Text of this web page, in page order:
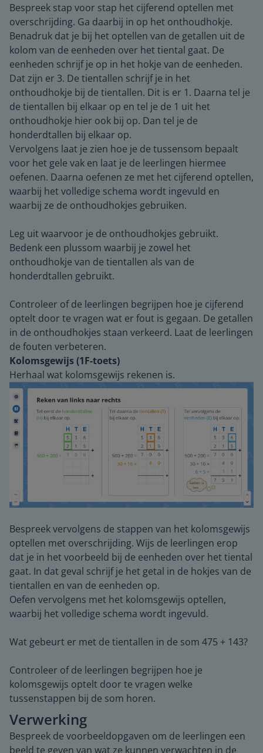
Bespreek stap voor stap het cijferend optellen met
overschrijding. Ga daarbij in op het onthoudhokje.
Benadruk dat je bij het optellen van de getallen uit de
kolom van de eenheden over het tiental gaat. De
eenheden schrijf je op in het hokje van de eenheden.
Dat zijn er 3. De tientallen schrijf je in het
onthoudhokje bij de tientallen. Dit is er 1. Daarna tel je
de tientallen bij elkaar op en tel je de 1 uit het
onthoudhokje hier ook bij op. Dan tel je de
honderdtallen bij elkaar op.
Vervolgens laat je zien hoe je de tussensom bepaalt
voor het gele vak en laat je de leerlingen hiermee
oefenen. Daarna oefenen ze met het cijferend optellen,
waarbij het volledige schema wordt ingevuld en
waarbij ze de onthoudhokjes gebruiken.
Leg uit waarvoor je de onthoudhokjes gebruikt.
Bedenk een plussom waarbij je zowel het
onthoudhokje van de tientallen als van de
honderdtallen gebruikt.
Controleer of de leerlingen begrijpen hoe je cijferend
optelt door te vragen wat er fout is gegaan. De getallen
in de onthoudhokjes staan verkeerd. Laat de leerlingen
de fouten verbeteren.
Kolomsgewijs (1F-toets)
Herhaal wat kolomsgewijs rekenen is.
Bespreek vervolgens de stappen van het kolomsgewijs
optellen met overschrijding. Wijs de leerlingen erop
dat je in het voorbeeld bij de eenheden over het tiental
gaat. In dat geval schrijf je het getal in de hokjes van de
tientallen en van de eenheden op.
Oefen vervolgens met het kolomsgewijs optellen,
waarbij het volledige schema wordt ingevuld.
Wat gebeurt er met de tientallen in de som 475 + 143?
Controleer of de leerlingen begrijpen hoe je
kolomsgewijs optelt door te vragen welke
tussenstappen bij de som horen.
Verwerking
Bespreek de voorbeeldopgaven om de leerlingen een
beeld te geven van wat ze kunnen verwachten in de